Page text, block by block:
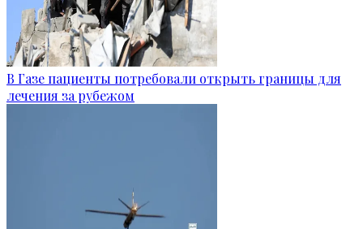
В Газе пациенты потребовали открыть границы для
лечения за рубежом